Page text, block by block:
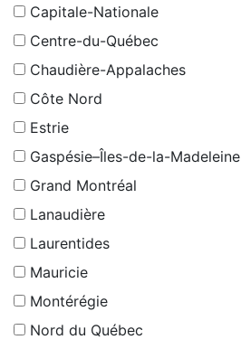
Capitale-Nationale
Centre-du-Québec
Chaudière-Appalaches
Côte Nord
Estrie
Gaspésie–Îles-de-la-Madeleine
Grand Montréal
Lanaudière
Laurentides
Mauricie
Montérégie
Nord du Québec